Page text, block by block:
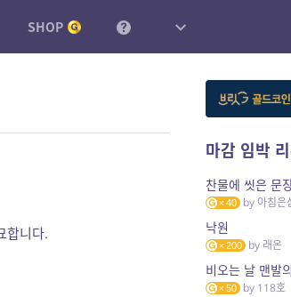
SHOP
합니다.
마감 임박
찬물에 씻은 문
40 by 아침은
낙원
200 by 래온
비오는 날 맨발
50 by 118호